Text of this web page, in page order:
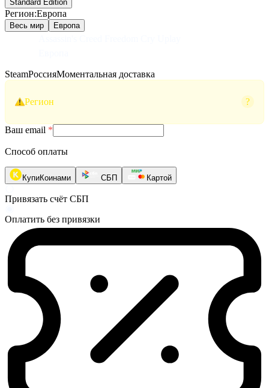
Standard Edition
Регион:Европа
Весь мир Европа
SteamРоссияМоментальная доставка
Регион ?
Ваш email *
Способ оплаты
КупиКоинами СБП Картой
Привязать счёт СБП
Оплатить без привязки